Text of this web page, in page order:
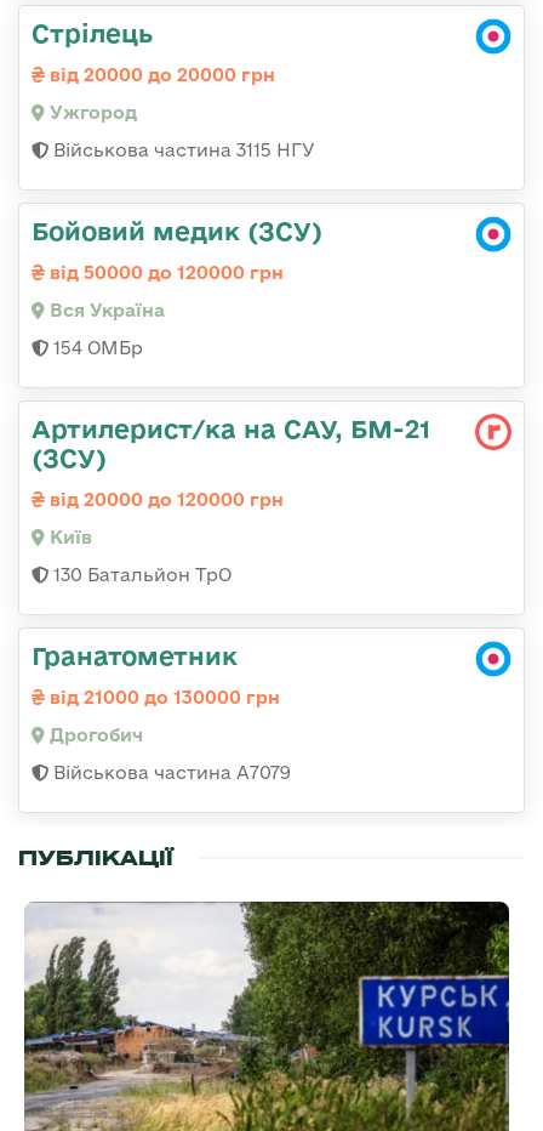
Стрілець
від 20000 до 20000 грн
Ужгород
Військова частина 3115 НГУ
Бойовий медик (ЗСУ)
від 50000 до 120000 грн
Вся Україна
154 ОМБр
Артилерист/ка на САУ, БМ-21
(ЗСУ)
від 20000 до 120000 грн
Київ
130 Батальйон ТрО
Гранатометник
від 21000 до 130000 грн
Дрогобич
Військова частина А7079
ПУБЛІКАЦІЇ